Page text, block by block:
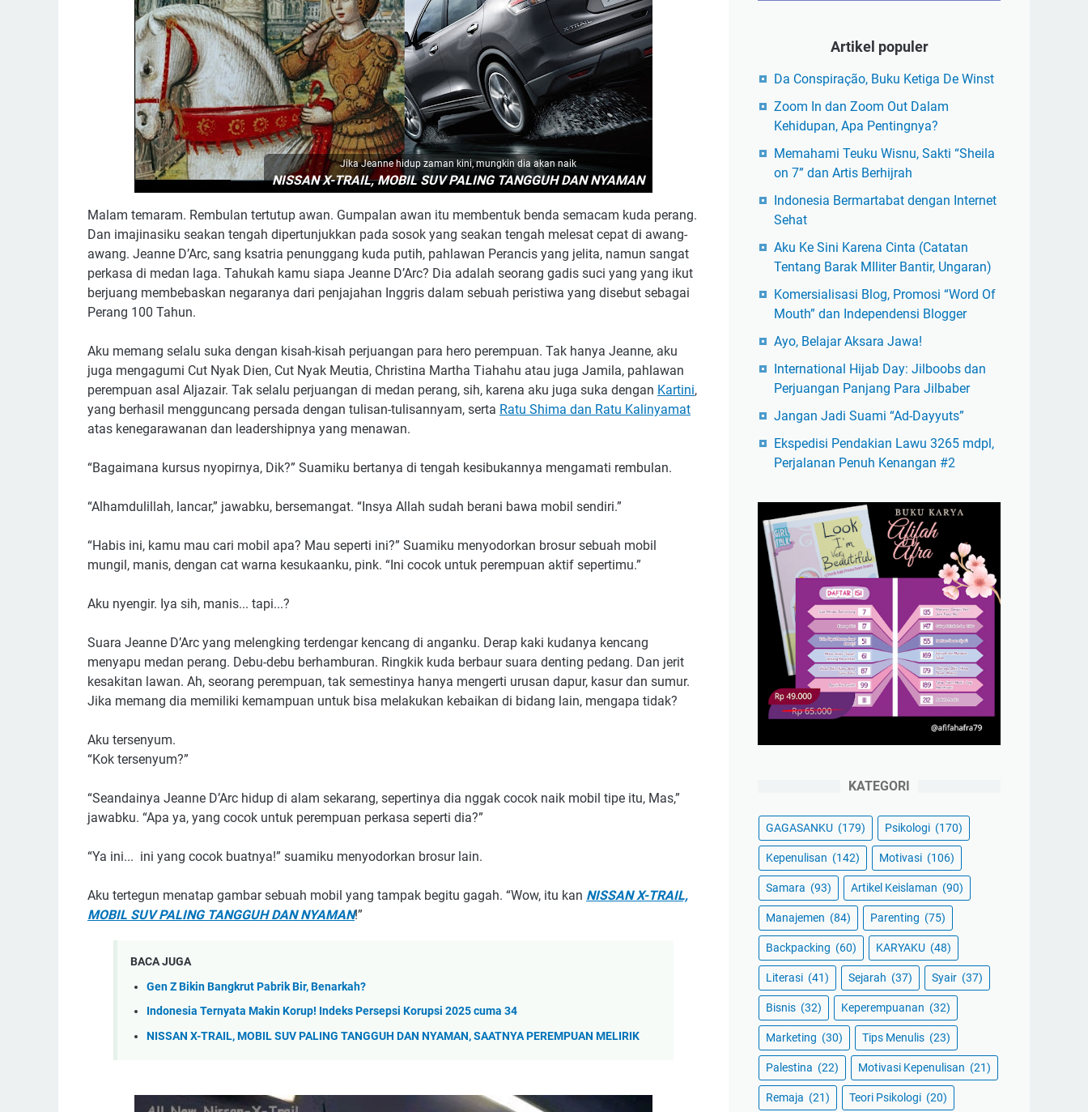
Jika Jeanne hidup zaman kini, mungkin dia akan naik
NISSAN X-TRAIL, MOBIL SUV PALING TANGGUH DAN NYAMAN
Malam temaram. Rembulan tertutup awan. Gumpalan awan itu membentuk benda semacam kuda perang.
Dan imajinasiku seakan tengah dipertunjukkan pada sosok yang seakan tengah melesat cepat di awang-
awang. Jeanne D’Arc, sang ksatria penunggang kuda putih, pahlawan Perancis yang jelita, namun sangat
perkasa di medan laga. Tahukah kamu siapa Jeanne D’Arc? Dia adalah seorang gadis suci yang yang ikut
berjuang membebaskan negaranya dari penjajahan Inggris dalam sebuah peristiwa yang disebut sebagai
Perang 100 Tahun.
Aku memang selalu suka dengan kisah-kisah perjuangan para hero perempuan. Tak hanya Jeanne, aku
juga mengagumi Cut Nyak Dien, Cut Nyak Meutia, Christina Martha Tiahahu atau juga Jamila, pahlawan
perempuan asal Aljazair. Tak selalu perjuangan di medan perang, sih, karena aku juga suka dengan Kartini,
yang berhasil mengguncang persada dengan tulisan-tulisannyam, serta Ratu Shima dan Ratu Kalinyamat
atas kenegarawanan dan leadershipnya yang menawan.
“Bagaimana kursus nyopirnya, Dik?” Suamiku bertanya di tengah kesibukannya mengamati rembulan.
“Alhamdulillah, lancar,” jawabku, bersemangat. “Insya Allah sudah berani bawa mobil sendiri.”
“Habis ini, kamu mau cari mobil apa? Mau seperti ini?” Suamiku menyodorkan brosur sebuah mobil
mungil, manis, dengan cat warna kesukaanku, pink. “Ini cocok untuk perempuan aktif sepertimu.”
Aku nyengir. Iya sih, manis... tapi...?
Suara Jeanne D’Arc yang melengking terdengar kencang di anganku. Derap kaki kudanya kencang
menyapu medan perang. Debu-debu berhamburan. Ringkik kuda berbaur suara denting pedang. Dan jerit
kesakitan lawan. Ah, seorang perempuan, tak semestinya hanya mengerti urusan dapur, kasur dan sumur.
Jika memang dia memiliki kemampuan untuk bisa melakukan kebaikan di bidang lain, mengapa tidak?
Aku tersenyum.
“Kok tersenyum?”
“Seandainya Jeanne D’Arc hidup di alam sekarang, sepertinya dia nggak cocok naik mobil tipe itu, Mas,”
jawabku. “Apa ya, yang cocok untuk perempuan perkasa seperti dia?”
“Ya ini... ini yang cocok buatnya!” suamiku menyodorkan brosur lain.
Aku tertegun menatap gambar sebuah mobil yang tampak begitu gagah. “Wow, itu kan NISSAN X-TRAIL,
MOBIL SUV PALING TANGGUH DAN NYAMAN!”
BACA JUGA
Gen Z Bikin Bangkrut Pabrik Bir, Benarkah?
Indonesia Ternyata Makin Korup! Indeks Persepsi Korupsi 2025 cuma 34
NISSAN X-TRAIL, MOBIL SUV PALING TANGGUH DAN NYAMAN, SAATNYA PEREMPUAN MELIRIK
Artikel populer
Da Conspiração, Buku Ketiga De Winst
Zoom In dan Zoom Out Dalam
Kehidupan, Apa Pentingnya?
Memahami Teuku Wisnu, Sakti “Sheila
on 7” dan Artis Berhijrah
Indonesia Bermartabat dengan Internet
Sehat
Aku Ke Sini Karena Cinta (Catatan
Tentang Barak MIliter Bantir, Ungaran)
Komersialisasi Blog, Promosi “Word Of
Mouth” dan Independensi Blogger
Ayo, Belajar Aksara Jawa!
International Hijab Day: Jilboobs dan
Perjuangan Panjang Para Jilbaber
Jangan Jadi Suami “Ad-Dayyuts”
Ekspedisi Pendakian Lawu 3265 mdpl,
Perjalanan Penuh Kenangan #2
KATEGORI
GAGASANKU (179) Psikologi (170)
Kepenulisan (142) Motivasi (106)
Samara (93) Artikel Keislaman (90)
Manajemen (84) Parenting (75)
Backpacking (60) KARYAKU (48)
Literasi (41) Sejarah (37) Syair (37)
Bisnis (32) Keperempuanan (32)
Marketing (30) Tips Menulis (23)
Palestina (22) Motivasi Kepenulisan (21)
Remaja (21) Teori Psikologi (20)